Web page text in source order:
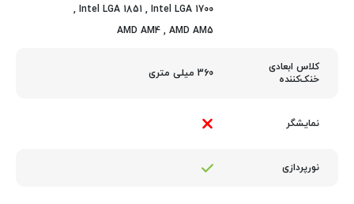
Intel LGA 1700
,
Intel LGA 1851
,
AMD AM5
,
AMD AM4
کلاس ابعادی
خنک‌کننده
360 میلی متری
نمایشگر
نورپردازی